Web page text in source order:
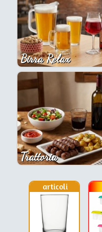
Birra Relax
Trattoria
articoli